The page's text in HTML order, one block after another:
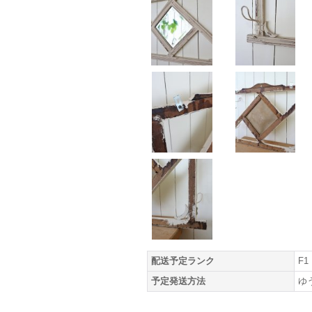
配送予定ランク
F1
予定発送方法
ゆ